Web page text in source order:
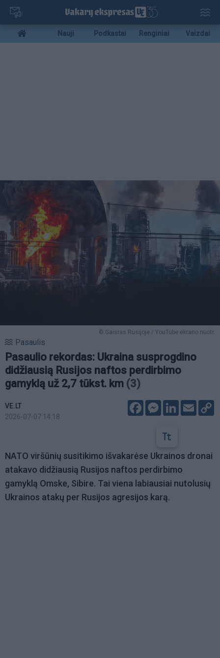
Pereiti
pagrindinį
turinį
Mobile
menu
Nauji Podkastai Renginiai Vaizdai
© Gaisras Rusijoje / YouTube ekrano nuotr.
Pasaulis
Pasaulio rekordas: Ukraina susprogdino
didžiausią Rusijos naftos perdirbimo
gamyklą už 2,7 tūkst. km (3)
VE.LT
2026-07-07 14:18
FacebookMessenger
LinkedIn
Email
NATO viršūnių susitikimo išvakarėse Ukrainos dronai
atakavo didžiausią Rusijos naftos perdirbimo
gamyklą Omske, Sibire. Tai viena labiausiai nutolusių
Ukrainos atakų per Rusijos agresijos karą.